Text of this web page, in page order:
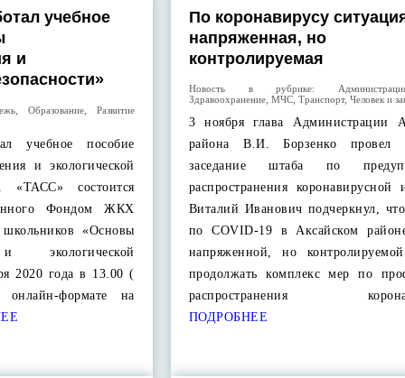
учебное
и
, Образование, Развитие
учебное пособие
и экологической
состоится
Фондом ЖКХ
«Основы
экологической
2020 года в 13.00 (
формате на
По коронавирусу
напряженная, но
контролируемая
Новость в рубрике:
Здравоохранение, МЧС, Транспорт, Человек и
3 ноября глава Администрации
района В.И. Борзенко провел
заседание штаба по
распространения коронавирусной
Виталий Иванович подчеркнул,
по COVID-19 в Аксайском районе
напряженной, но
продолжать комплекс мер по
распространения
ПОДРОБНЕЕ